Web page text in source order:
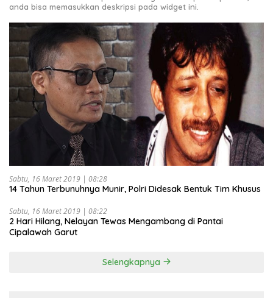
anda bisa memasukkan deskripsi pada widget ini.
Sabtu, 16 Maret 2019 | 08:28
14 Tahun Terbunuhnya Munir, Polri Didesak Bentuk Tim Khusus
Sabtu, 16 Maret 2019 | 08:22
2 Hari Hilang, Nelayan Tewas Mengambang di Pantai
Cipalawah Garut
Selengkapnya